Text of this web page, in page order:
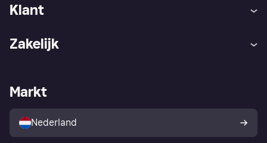
Klant
Winkeloverzicht
Kopersbescherming voor
consumenten
Zakelijk
Zakelijke login
Markt
Nederland